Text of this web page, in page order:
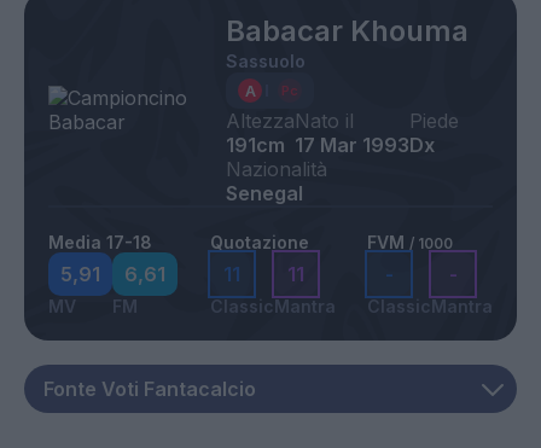
Babacar Khouma
Sassuolo
Altezza
191cm
Nato il
17 Mar 1993
Piede
Dx
Nazionalità
Senegal
Media 17-18
5,91
MV
6,61
FM
Quotazione
11
Classic
11
Mantra
FVM / 1000
-
Classic
-
Mantra